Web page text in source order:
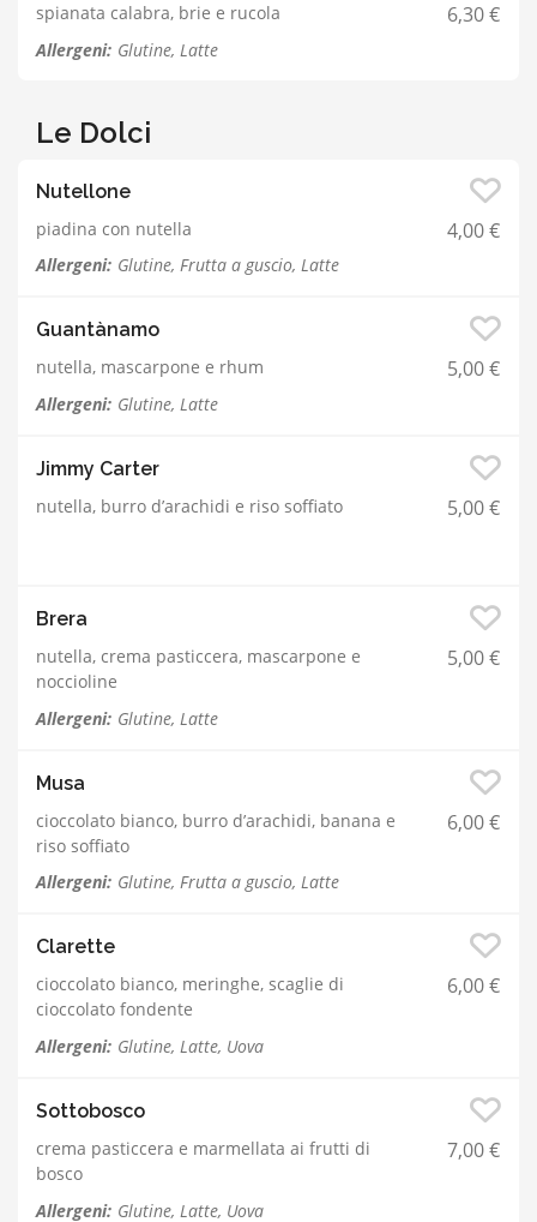
spianata calabra, brie e rucola
6,30 €
Allergeni: Glutine, Latte
Le Dolci
Nutellone
piadina con nutella
4,00 €
Allergeni: Glutine, Frutta a guscio, Latte
Guantànamo
nutella, mascarpone e rhum
5,00 €
Allergeni: Glutine, Latte
Jimmy Carter
nutella, burro d’arachidi e riso soffiato
5,00 €
Brera
nutella, crema pasticcera, mascarpone e
noccioline
5,00 €
Allergeni: Glutine, Latte
Musa
cioccolato bianco, burro d’arachidi, banana e
riso soffiato
6,00 €
Allergeni: Glutine, Frutta a guscio, Latte
Clarette
cioccolato bianco, meringhe, scaglie di
cioccolato fondente
6,00 €
Allergeni: Glutine, Latte, Uova
Sottobosco
crema pasticcera e marmellata ai frutti di
bosco
7,00 €
Allergeni: Glutine, Latte, Uova